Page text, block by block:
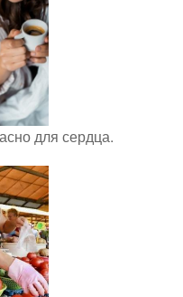
для сердца.